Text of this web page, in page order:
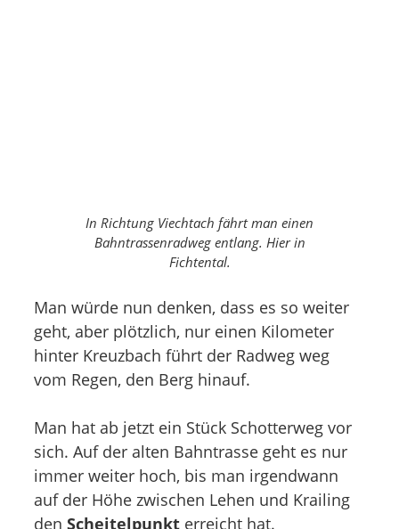
In Richtung Viechtach fährt man einen
Bahntrassenradweg entlang. Hier in
Fichtental.
Man würde nun denken, dass es so weiter
geht, aber plötzlich, nur einen Kilometer
hinter Kreuzbach führt der Radweg weg
vom Regen, den Berg hinauf.
Man hat ab jetzt ein Stück Schotterweg vor
sich. Auf der alten Bahntrasse geht es nur
immer weiter hoch, bis man irgendwann
auf der Höhe zwischen Lehen und Krailing
den Scheitelpunkt erreicht hat.